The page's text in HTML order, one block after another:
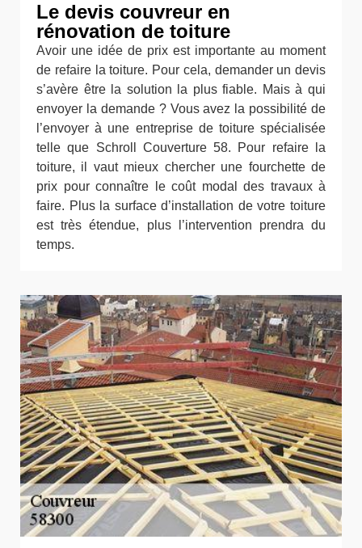
Le devis couvreur en
rénovation de toiture
Avoir une idée de prix est importante au moment
de refaire la toiture. Pour cela, demander un devis
s’avère être la solution la plus fiable. Mais à qui
envoyer la demande ? Vous avez la possibilité de
l’envoyer à une entreprise de toiture spécialisée
telle que Schroll Couverture 58. Pour refaire la
toiture, il vaut mieux chercher une fourchette de
prix pour connaître le coût modal des travaux à
faire. Plus la surface d’installation de votre toiture
est très étendue, plus l’intervention prendra du
temps.